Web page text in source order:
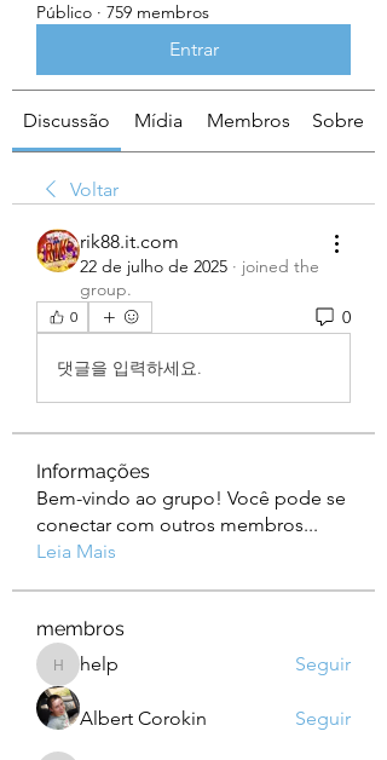
Público · 759 membros
Entrar
Discussão Mídia Membros Sobre
Voltar
rik88.it.com
22 de julho de 2025 · joined the
group.
0 0
댓글을 입력하세요.
Informações
Bem-vindo ao grupo! Você pode se
conectar com outros membros...
Leia Mais
membros
helphelp Seguir
Albert Corokin Seguir